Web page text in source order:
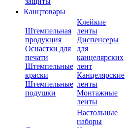
Канцтовары
Штемпельная
продукция
Оснастки для
печати
Штемпельные
краски
Штемпельные
подушки
Клейкие
ленты
Диспенсеры
для
канцелярских
лент
Канцелярские
ленты
Монтажные
ленты
Настольные
наборы